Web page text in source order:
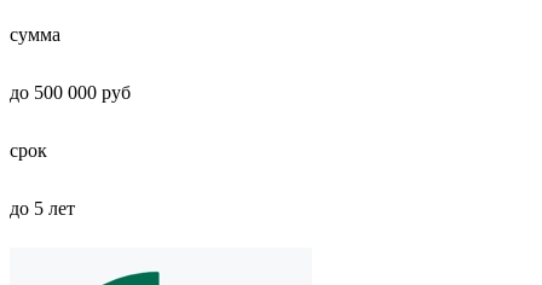
сумма
до 500 000 руб
срок
до 5 лет